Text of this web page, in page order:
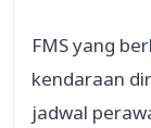
FMS yang
kendaraan
jadwal